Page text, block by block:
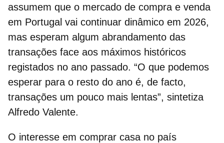
assumem que o mercado de compra e venda
em Portugal vai continuar dinâmico em 2026,
mas esperam algum abrandamento das
transações face aos máximos históricos
registados no ano passado. “O que podemos
esperar para o resto do ano é, de facto,
transações um pouco mais lentas”, sintetiza
Alfredo Valente.
O interesse em comprar casa no país